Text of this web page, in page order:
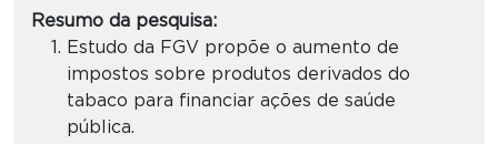
Resumo da pesquisa:
Estudo da FGV propõe o aumento de
impostos sobre produtos derivados do
tabaco para financiar ações de saúde
pública.